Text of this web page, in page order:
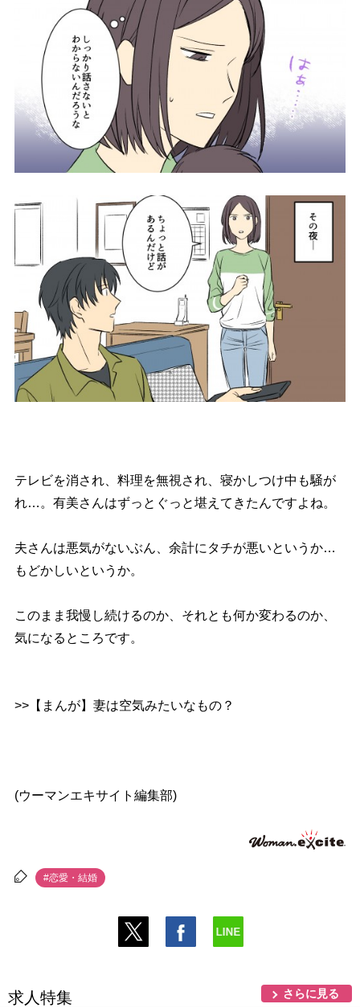
テレビを消され、料理を無視され、寝かしつけ中も騒が
れ…。有美さんはずっとぐっと堪えてきたんですよね。
夫さんは悪気がないぶん、余計にタチが悪いというか…
もどかしいというか。
このまま我慢し続けるのか、それとも何か変わるのか、
気になるところです。
>>【まんが】妻は空気みたいなもの？
(ウーマンエキサイト編集部)
#恋愛・結婚
求人特集 さらに見る